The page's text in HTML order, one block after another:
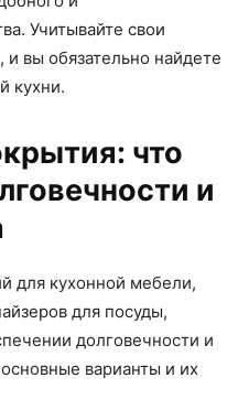
Учитывайте свои
вы обязательно найдете
кухни.
что
и
для кухонной мебели,
для посуды,
долговечности и
варианты и их